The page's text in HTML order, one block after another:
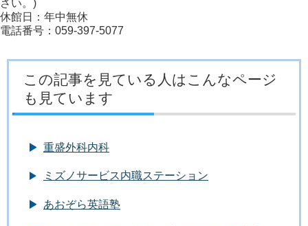
さい。)
休館日：年中無休
電話番号：059-397-5077
この記事を見ている人はこんなページ
も見ています
重盛外科内科
ミズノサービス内職ステーション
あおぞら英語塾